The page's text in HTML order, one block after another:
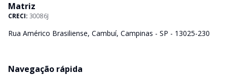
Matriz
CRECI: 30086J
Rua Américo Brasiliense, Cambuí, Campinas - SP - 13025-230
Navegação rápida